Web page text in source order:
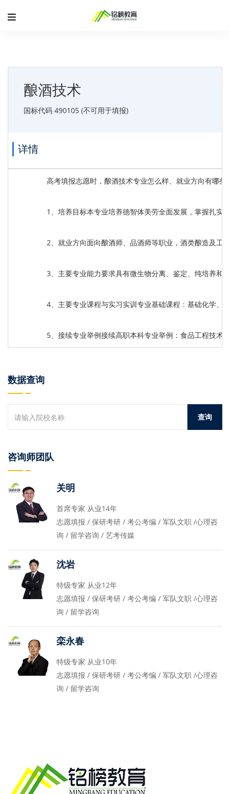
酿酒技术
国标代码 490105 (不可用于填报)
详情
高考填报志愿时，酿酒技术专业怎么样、就业方向有哪
1、培养目标本专业培养德智体美劳全面发展，掌握扎实
2、就业方向面向酿酒师、品酒师等职业，酒类酿造及工
3、主要专业能力要求具有微生物分离、鉴定、纯培养和
4、主要专业课程与实习实训专业基础课程：基础化学、
5、接续专业举例接续高职本科专业举例：食品工程技术
数据查询
咨询师团队
关明
首席专家 从业14年
志愿填报 / 保研考研 / 考公考编 / 军队文职 /心理咨
询 / 留学咨询 / 艺考传媒
沈岩
特级专家 从业12年
志愿填报 / 保研考研 / 考公考编 / 军队文职 /心理咨
询 / 留学咨询
栾永春
特级专家 从业10年
志愿填报 / 保研考研 / 考公考编 / 军队文职 /心理咨
询 / 留学咨询